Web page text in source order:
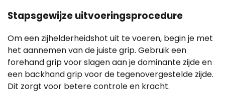
Stapsgewijze uitvoeringsprocedure
Om een zijhelderheidshot uit te voeren, begin je met
het aannemen van de juiste grip. Gebruik een
forehand grip voor slagen aan je dominante zijde en
een backhand grip voor de tegenovergestelde zijde.
Dit zorgt voor betere controle en kracht.